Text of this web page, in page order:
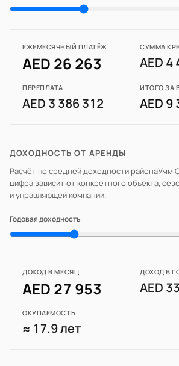
ЕЖЕМЕСЯЧНЫЙ ПЛАТЁЖ
AED 26 263
СУММА
AED 4
ПЕРЕПЛАТА
AED 3 386 312
ИТОГО ЗА
AED 9
ДОХОДНОСТЬ ОТ АРЕНДЫ
Расчёт по средней доходности районаУмм
цифра зависит от конкретного объекта,
и управляющей компании.
Годовая доходность
ДОХОД В МЕСЯЦ
AED 27 953
ДОХОД В
AED
ОКУПАЕМОСТЬ
≈ 17.9 лет